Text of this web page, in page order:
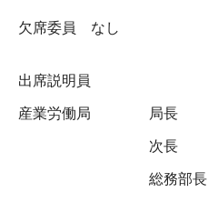
欠席委員 なし
出席説明員
産業労働局 局長
次長
総務部長